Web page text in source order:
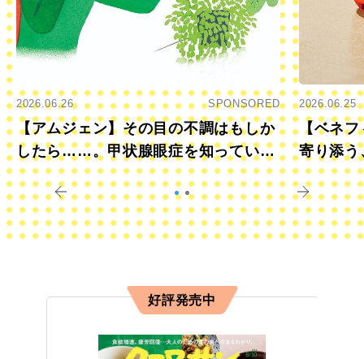
2026.06.26 SPONSORED
【アムジェン】その目の不調はもしか
したら……。甲状腺眼症を知っていま
すか？
2026.06.25
【ベネフ
寄り添う
きに
好評発売中